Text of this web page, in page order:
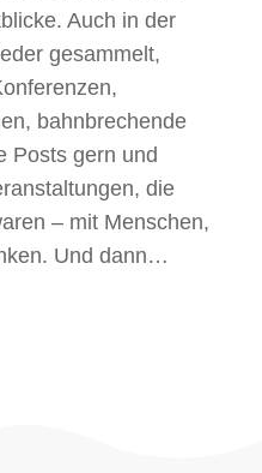
Auch in der
gesammelt,
bahnbrechende
Posts gern und
die
– mit Menschen,
Und dann…